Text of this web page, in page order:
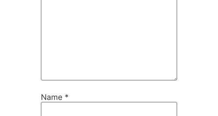
Name *